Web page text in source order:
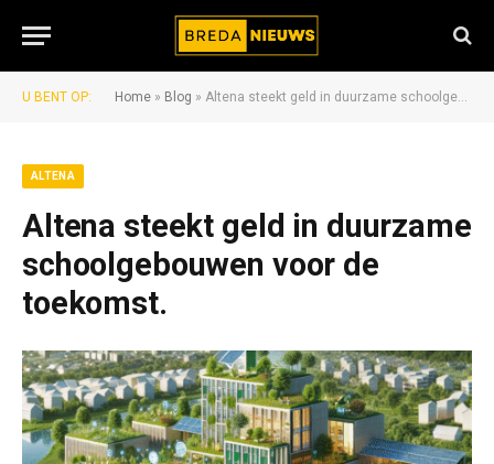
U BENT OP: Home » Blog » Altena steekt geld in duurzame schoolgebouwen voor de toekomst.
ALTENA
Altena steekt geld in duurzame
schoolgebouwen voor de
toekomst.